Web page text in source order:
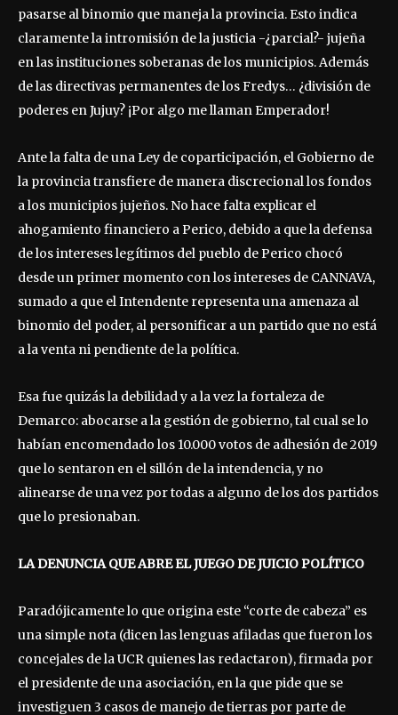
pasarse al binomio que maneja la provincia. Esto indica
claramente la intromisión de la justicia -¿parcial?- jujeña
en las instituciones soberanas de los municipios. Además
de las directivas permanentes de los Fredys… ¿división de
poderes en Jujuy? ¡Por algo me llaman Emperador!
Ante la falta de una Ley de coparticipación, el Gobierno de
la provincia transfiere de manera discrecional los fondos
a los municipios jujeños. No hace falta explicar el
ahogamiento financiero a Perico, debido a que la defensa
de los intereses legítimos del pueblo de Perico chocó
desde un primer momento con los intereses de CANNAVA,
sumado a que el Intendente representa una amenaza al
binomio del poder, al personificar a un partido que no está
a la venta ni pendiente de la política.
Esa fue quizás la debilidad y a la vez la fortaleza de
Demarco: abocarse a la gestión de gobierno, tal cual se lo
habían encomendado los 10.000 votos de adhesión de 2019
que lo sentaron en el sillón de la intendencia, y no
alinearse de una vez por todas a alguno de los dos partidos
que lo presionaban.
LA DENUNCIA QUE ABRE EL JUEGO DE JUICIO POLÍTICO
Paradójicamente lo que origina este “corte de cabeza” es
una simple nota (dicen las lenguas afiladas que fueron los
concejales de la UCR quienes las redactaron), firmada por
el presidente de una asociación, en la que pide que se
investiguen 3 casos de manejo de tierras por parte de